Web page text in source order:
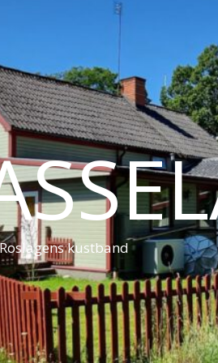
kustband